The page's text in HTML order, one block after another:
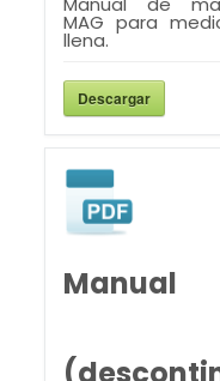
MAG para
llena.
Descargar
Manual